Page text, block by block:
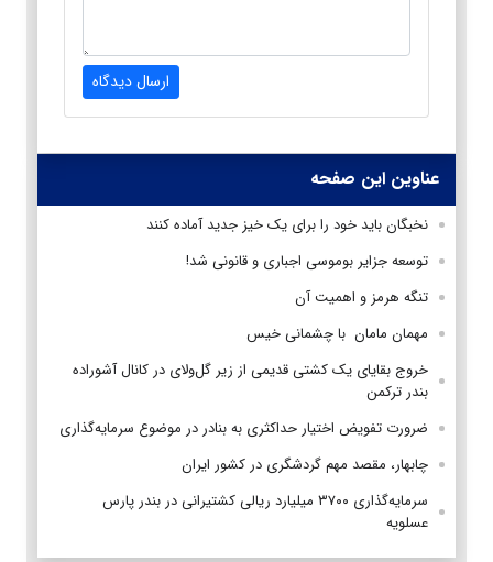
ارسال دیدگاه
عناوین این صفحه
نخبگان باید خود را برای یک خیز جدید آماده کنند
توسعه جزایر بوموسی اجباری و قانونی شد!
تنگه هرمز و اهمیت آن
مهمان مامان با چشمانی خیس
خروج بقایای یک کشتی قدیمی از زیر گل‌ولای در کانال آشوراده
بندر ترکمن
ضرورت تفویض اختیار حداکثری به بنادر در موضوع سرمایه‌گذاری
چابهار، مقصد مهم گردشگری در كشور ایران
سرمایه‌گذاری ۳۷۰۰ میلیارد ریالی کشتیرانی در بندر پارس
عسلویه